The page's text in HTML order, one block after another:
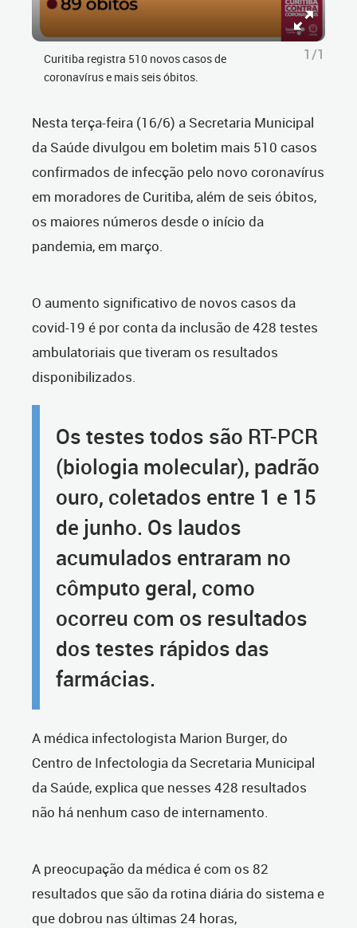
Curitiba registra 510 novos casos de
coronavírus e mais seis óbitos.
1/1
Nesta terça-feira (16/6) a Secretaria Municipal
da Saúde divulgou em boletim mais 510 casos
confirmados de infecção pelo novo coronavírus
em moradores de Curitiba, além de seis óbitos,
os maiores números desde o início da
pandemia, em março.
O aumento significativo de novos casos da
covid-19 é por conta da inclusão de 428 testes
ambulatoriais que tiveram os resultados
disponibilizados.
Os testes todos são RT-PCR
(biologia molecular), padrão
ouro, coletados entre 1 e 15
de junho. Os laudos
acumulados entraram no
cômputo geral, como
ocorreu com os resultados
dos testes rápidos das
farmácias.
A médica infectologista Marion Burger, do
Centro de Infectologia da Secretaria Municipal
da Saúde, explica que nesses 428 resultados
não há nenhum caso de internamento.
A preocupação da médica é com os 82
resultados que são da rotina diária do sistema e
que dobrou nas últimas 24 horas,